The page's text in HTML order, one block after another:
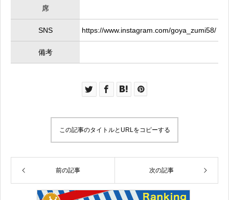
席
SNS https://www.instagram.com/goya_zumi58/
備考
この記事のタイトルとURLをコピーする
前の記事 次の記事